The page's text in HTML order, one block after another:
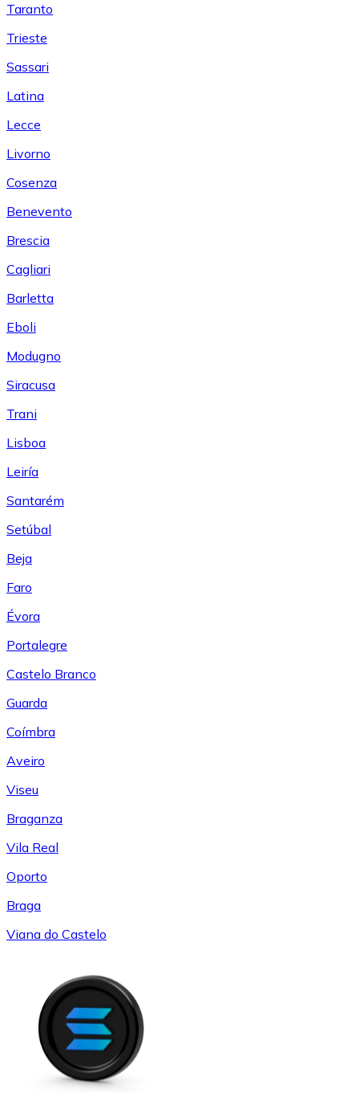
Taranto
Trieste
Sassari
Latina
Lecce
Livorno
Cosenza
Benevento
Brescia
Cagliari
Barletta
Eboli
Modugno
Siracusa
Trani
Lisboa
Leiría
Santarém
Setúbal
Beja
Faro
Évora
Portalegre
Castelo Branco
Guarda
Coímbra
Aveiro
Viseu
Braganza
Vila Real
Oporto
Braga
Viana do Castelo